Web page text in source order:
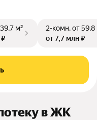
м²
2-комн.от 59,8
от 7,7 млн ₽
в ЖК